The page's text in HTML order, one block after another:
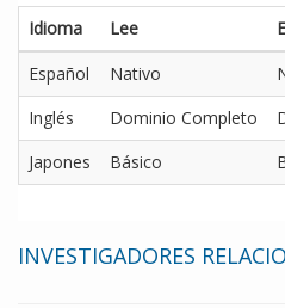
Idioma Lee
Español
Nativo
Inglés
Dominio Completo
Japones
Básico
INVESTIGADORES